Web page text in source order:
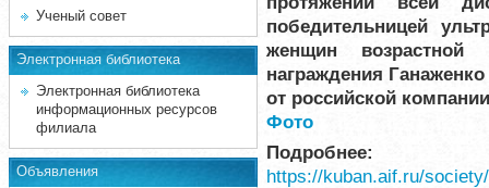
Ученый совет
Электронная библиотека
Электронная библиотека
информационных ресурсов
филиала
Объявления
победительницей
женщин
награждения
от российской
Фото
Подробнее:
https://kuban.aif.ru/